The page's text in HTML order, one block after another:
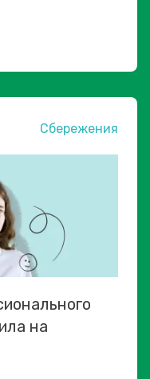
Сбережения
на